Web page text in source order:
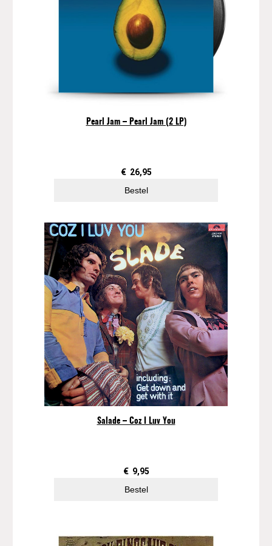
Pearl Jam – Pearl Jam (2 LP)
€ 26,95
Bestel
Salade – Coz I Luv You
€ 9,95
Bestel